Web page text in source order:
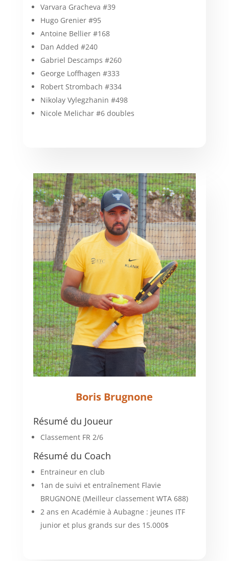
Varvara Gracheva #39
Hugo Grenier #95
Antoine Bellier #168
Dan Added #240
Gabriel Descamps #260
George Loffhagen #333
Robert Strombach #334
Nikolay Vylegzhanin #498
Nicole Melichar #6 doubles
Boris Brugnone
Résumé du Joueur
Classement FR 2/6
Résumé du Coach
Entraineur en club
1an de suivi et entraînement Flavie
BRUGNONE (Meilleur classement WTA 688)
2 ans en Académie à Aubagne : jeunes ITF
junior et plus grands sur des 15.000$